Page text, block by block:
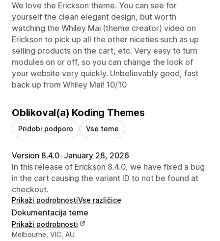
We love the Erickson theme. You can see for
yourself the clean elegant design, but worth
watching the Whiley Mai (theme creator) video on
Erickson to pick up all the other niceties such as up
selling products on the cart, etc. Very easy to turn
modules on or off, so you can change the look of
your website very quickly. Unbelievably good, fast
back up from Whiley Mai! 10/10
Oblikoval(a) Koding Themes
Pridobi podporo Vse teme
Version 8.4.0•January 28, 2026
In this release of Erickson 8.4.0, we have fixed a bug
in the cart causing the variant ID to not be found at
checkout.
Prikaži podrobnostiVse različice
Dokumentacija teme
Prikaži podrobnosti
Podatki za stik z oblikovalcem
Melbourne, VIC, AU